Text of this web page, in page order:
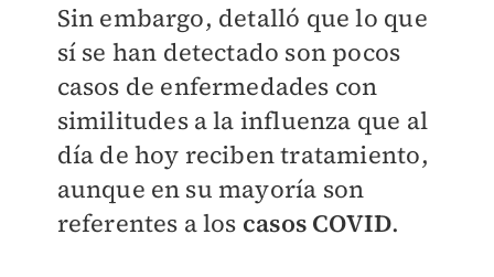
Sin embargo, detalló que lo que
sí se han detectado son pocos
casos de enfermedades con
similitudes a la influenza que al
día de hoy reciben tratamiento,
aunque en su mayoría son
referentes a los casos COVID.